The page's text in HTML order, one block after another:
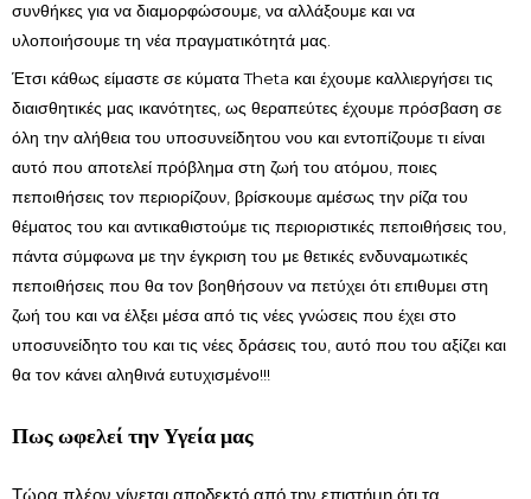
συνθήκες για να διαμορφώσουμε, να αλλάξουμε και να
υλοποιήσουμε τη νέα πραγματικότητά μας.
Έτσι κάθως είμαστε σε κύματα Theta και έχουμε καλλιεργήσει τις
διαισθητικές μας ικανότητες, ως θεραπεύτες έχουμε πρόσβαση σε
όλη την αλήθεια του υποσυνείδητου νου και εντοπίζουμε τι είναι
αυτό που αποτελεί πρόβλημα στη ζωή του ατόμου, ποιες
πεποιθήσεις τον περιορίζουν, βρίσκουμε αμέσως την ρίζα του
θέματος του και αντικαθιστούμε τις περιοριστικές πεποιθήσεις του,
πάντα σύμφωνα με την έγκριση του με θετικές ενδυναμωτικές
πεποιθήσεις που θα τον βοηθήσουν να πετύχει ότι επιθυμει στη
ζωή του και να έλξει μέσα από τις νέες γνώσεις που έχει στο
υποσυνείδητο του και τις νέες δράσεις του, αυτό που του αξίζει και
θα τον κάνει αληθινά ευτυχισμένο!!!
Πως ωφελεί την Υγεία μας